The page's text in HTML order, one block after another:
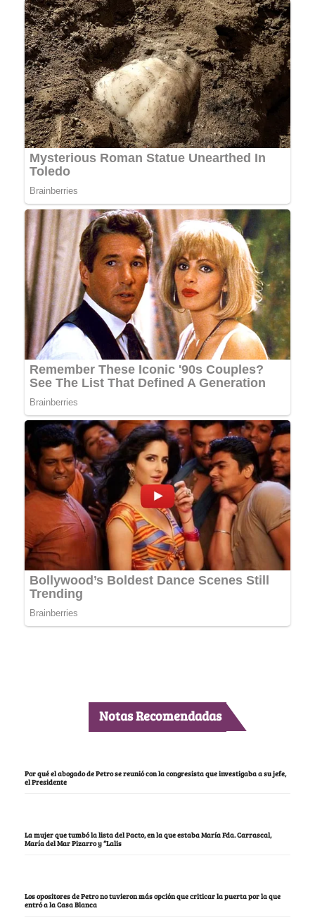
Notas Recomendadas
Por qué el abogado de Petro se reunió con la congresista que investigaba a su jefe,
el Presidente
La mujer que tumbó la lista del Pacto, en la que estaba María Fda. Carrascal,
María del Mar Pizarro y “Lalis
Los opositores de Petro no tuvieron más opción que criticar la puerta por la que
entró a la Casa Blanca